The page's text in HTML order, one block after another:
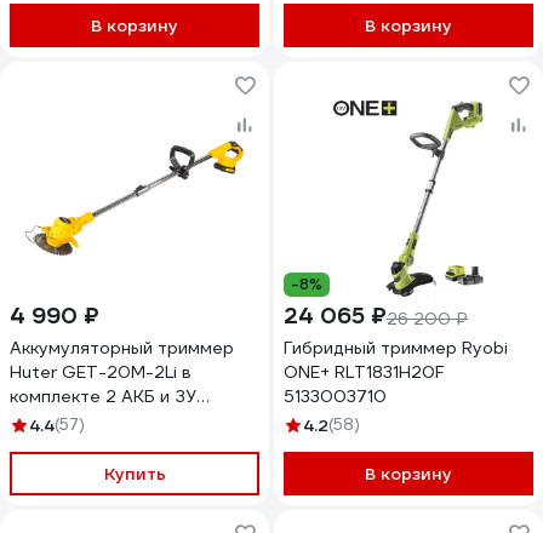
В корзину В корзину
4 990 ₽
Аккумуляторный триммер
Huter GET-20M-2Li в
комплекте 2 АКБ и ЗУ
70/1/67
4.4(57)
Купить
-8%
24 065 ₽26 200 ₽
Гибридный триммер Ryobi
ONE+ RLT1831H20F
5133003710
4.2(58)
В корзину